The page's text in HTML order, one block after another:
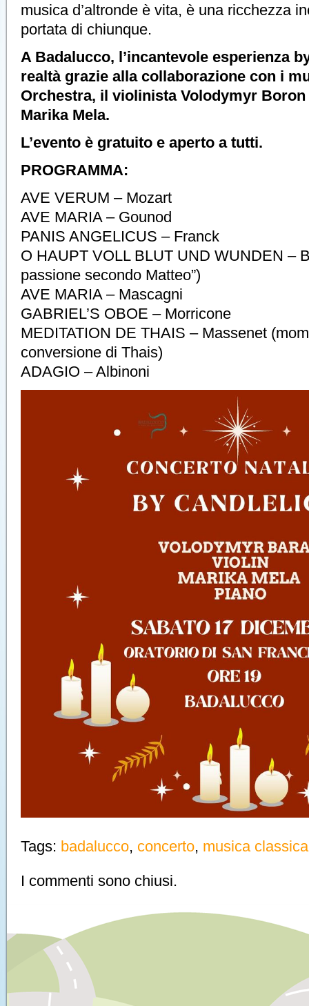
musica d’altronde è vita, è una ricchezza
portata di chiunque.
A Badalucco, l’incantevole esperienza
realtà grazie alla collaborazione con i
Orchestra, il violinista Volodymyr Boron
Marika Mela.
L’evento è gratuito e aperto a tutti.
PROGRAMMA:
AVE VERUM – Mozart
AVE MARIA – Gounod
PANIS ANGELICUS – Franck
O HAUPT VOLL BLUT UND WUNDEN –
passione secondo Matteo”)
AVE MARIA – Mascagni
GABRIEL’S OBOE – Morricone
MEDITATION DE THAIS – Massenet
conversione di Thais)
ADAGIO – Albinoni
Tags: badalucco, concerto, musica classica
I commenti sono chiusi.